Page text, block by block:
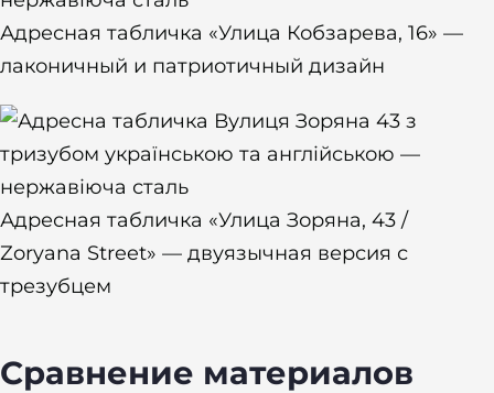
Адресная табличка «Улица Кобзарева, 16» —
лаконичный и патриотичный дизайн
Адресная табличка «Улица Зоряна, 43 /
Zoryana Street» — двуязычная версия с
трезубцем
Сравнение материалов